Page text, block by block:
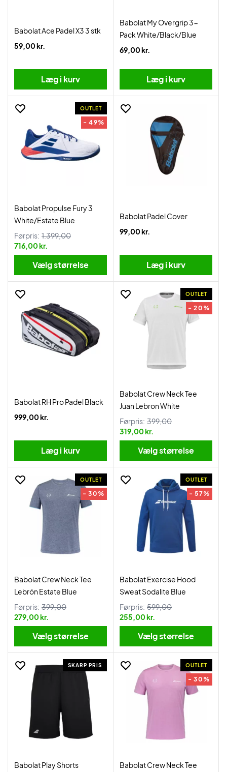
Babolat Ace Padel X3 3 stk
59,00 kr.
Læg i kurv
Babolat My Overgrip 3-
Pack White/Black/Blue
69,00 kr.
Læg i kurv
OUTLET
- 49%
Babolat Propulse Fury 3
White/Estate Blue
Førpris: 1.399,00
716,00 kr.
Vælg størrelse
Babolat Padel Cover
99,00 kr.
Læg i kurv
Babolat RH Pro Padel Black
999,00 kr.
Læg i kurv
OUTLET
- 20%
Babolat Crew Neck Tee
Juan Lebron White
Førpris: 399,00
319,00 kr.
Vælg størrelse
OUTLET
- 30%
Babolat Crew Neck Tee
Lebrón Estate Blue
Førpris: 399,00
279,00 kr.
Vælg størrelse
OUTLET
- 57%
Babolat Exercise Hood
Sweat Sodalite Blue
Førpris: 599,00
255,00 kr.
Vælg størrelse
SKARP PRIS
Babolat Play Shorts
OUTLET
- 30%
Babolat Crew Neck Tee